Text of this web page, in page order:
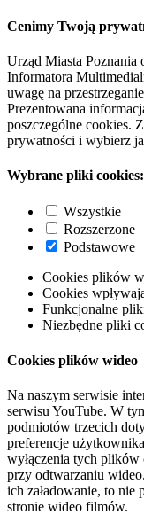
Cenimy Twoją
Urząd Miasta
Informatora
uwagę na
Prezentowana
poszczególne cookies.
prywatności i wybierz
Wybrane pliki cookies:
Wszystkie
Rozszerzone
Podstawowe
Cookies plików
Cookies
Funkcjonalne
Niezbędne pliki
Cookies plików wideo
Na naszym serwisie
serwisu YouTube. W
podmiotów trzecich
preferencje
wyłączenia tych plików
przy odtwarzaniu
ich załadowanie, to nie
stronie wideo filmów.